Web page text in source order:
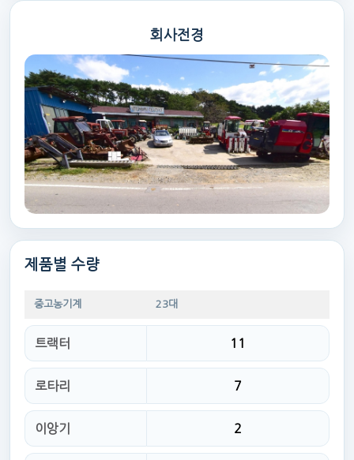
회사전경
제품별 수량
중고농기계 23대
트랙터 11
로타리 7
이앙기 2